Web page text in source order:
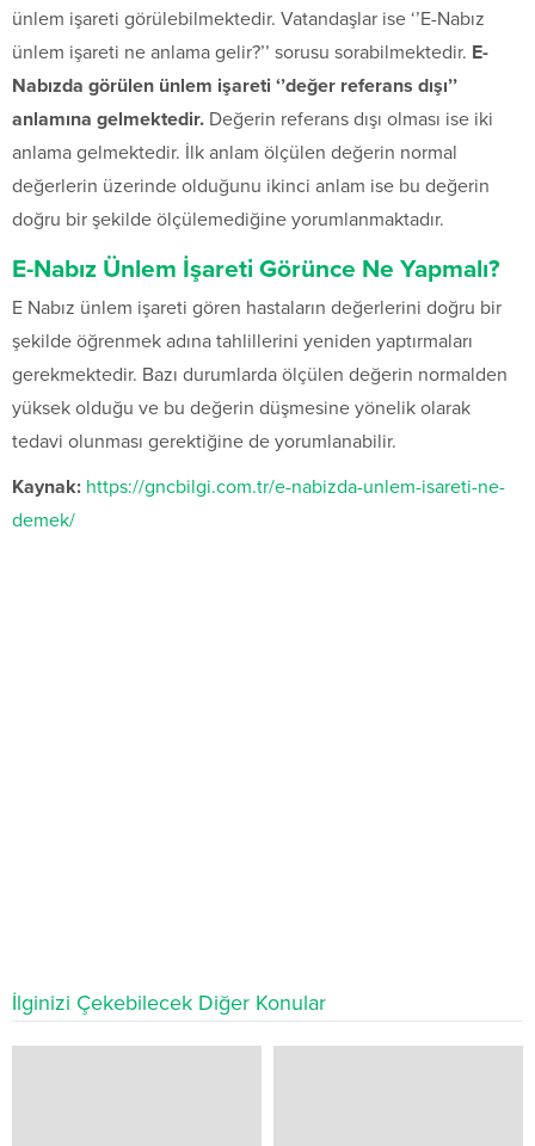
ünlem işareti görülebilmektedir. Vatandaşlar ise ‘’E-Nabız
ünlem işareti ne anlama gelir?’’ sorusu sorabilmektedir. E-
Nabızda görülen ünlem işareti ‘’değer referans dışı’’
anlamına gelmektedir. Değerin referans dışı olması ise iki
anlama gelmektedir. İlk anlam ölçülen değerin normal
değerlerin üzerinde olduğunu ikinci anlam ise bu değerin
doğru bir şekilde ölçülemediğine yorumlanmaktadır.
E-Nabız Ünlem İşareti Görünce Ne Yapmalı?
E Nabız ünlem işareti gören hastaların değerlerini doğru bir
şekilde öğrenmek adına tahlillerini yeniden yaptırmaları
gerekmektedir. Bazı durumlarda ölçülen değerin normalden
yüksek olduğu ve bu değerin düşmesine yönelik olarak
tedavi olunması gerektiğine de yorumlanabilir.
Kaynak: https://gncbilgi.com.tr/e-nabizda-unlem-isareti-ne-
demek/
İlginizi Çekebilecek Diğer Konular